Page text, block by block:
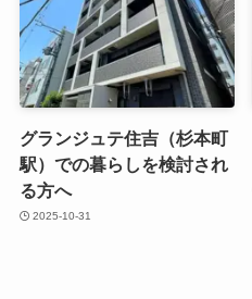
グランジュテ住吉（杉本町
駅）での暮らしを検討され
る方へ
2025-10-31